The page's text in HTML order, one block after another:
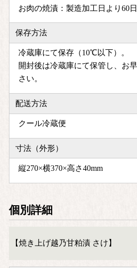
お肉の焼漬：製造加工日より60日
保存方法
冷蔵庫にて保存（10℃以下）。
開封後は冷蔵庫にて保管し、お
さい。
配送方法
クール冷蔵便
寸法（外形）
縦270×横370×高さ40mm
個別詳細
【焼き上げ越乃甘粕漬 さけ】